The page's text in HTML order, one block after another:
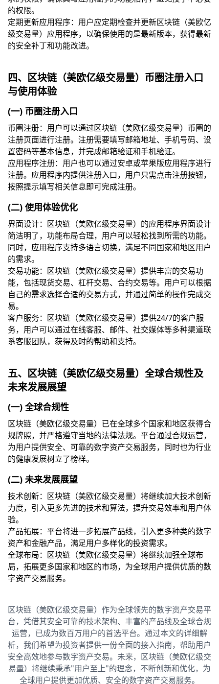
的权限。
定期更新应用程序：用户应定期检查并更新区块链（美欧亿
级交易量）应用程序，以确保使用的是最新版本，获得最新
的安全补丁和功能改进。
四、区块链（美欧亿级交易量）币圈注册入口
与使用体验
(一) 币圈注册入口
币圈注册：用户可以通过区块链（美欧亿级交易量）币圈的
注册页面进行注册。注册需要填写邮箱地址、手机号码、设
置密码等基本信息，并完成邮箱验证和手机验证。
应用程序注册：用户也可以通过安卓或苹果版应用程序进行
注册。应用程序内提供注册入口，用户只需点击注册按钮，
按照提示填写相关信息即可完成注册。
(二) 使用体验优化
界面设计：区块链（美欧亿级交易量）的应用程序界面设计
简洁明了，功能布局合理，用户可以轻松找到所需的功能。
同时，应用程序支持多语言切换，满足不同国家和地区用户
的需求。
交易功能：区块链（美欧亿级交易量）提供丰富的交易功
能，包括现货交易、杠杆交易、合约交易等。用户可以根据
自己的需求选择合适的交易方式，并通过简单的操作完成交
易。
客户服务：区块链（美欧亿级交易量）提供24/7的客户服
务，用户可以通过在线客服、邮件、社交媒体等多种渠道联
系客服团队，获得及时的帮助和支持。
五、区块链（美欧亿级交易量）全球合规性及
未来发展展望
(一) 全球合规性
区块链（美欧亿级交易量）已在全球多个国家和地区获得合
规牌照，并严格遵守当地的法律法规。平台通过合规运营，
为用户提供安全、可靠的数字资产交易服务，同时也为行业
的健康发展树立了榜样。
(二) 未来发展展望
技术创新：区块链（美欧亿级交易量）将继续加大技术创新
力度，引入更多先进的技术和算法，提升交易效率和用户体
验。
产品拓展：平台将进一步拓展产品线，引入更多种类的数字
资产和金融产品，满足用户多样化的投资需求。
全球布局：区块链（美欧亿级交易量）将继续加强全球布
局，拓展更多国家和地区的市场，为全球用户提供优质的数
字资产交易服务。
区块链（美欧亿级交易量）作为全球领先的数字资产交易平
台，凭借其安全可靠的技术架构、丰富的产品线及全球合规
运营，已成为数百万用户的首选平台。通过本文的详细解
析，我们希望为投资者提供一份全面的接入指南，帮助用户
安全高效地参与数字资产交易。未来，区块链（美欧亿级交
易量）将继续秉承"用户至上"的理念，不断创新和优化，为
全球用户提供更加优质、安全的数字资产交易服务。